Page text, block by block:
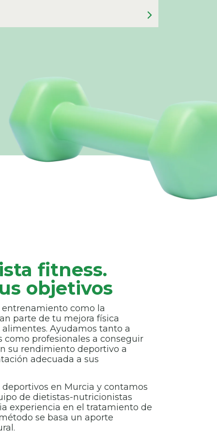
fitness.
objetivos
como la
parte de tu mejora física
Ayudamos tanto a
profesionales a conseguir
su rendimiento deportivo a
adecuada a sus
en Murcia y contamos
de dietistas-nutricionistas
experiencia en el tratamiento de
se basa un aporte